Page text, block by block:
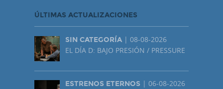
ÚLTIMAS ACTUALIZACIONES
SIN CATEGORÍA | 08-08-2026
EL DÍA D: BAJO PRESIÓN / PRESSURE
ESTRENOS ETERNOS | 06-08-2026